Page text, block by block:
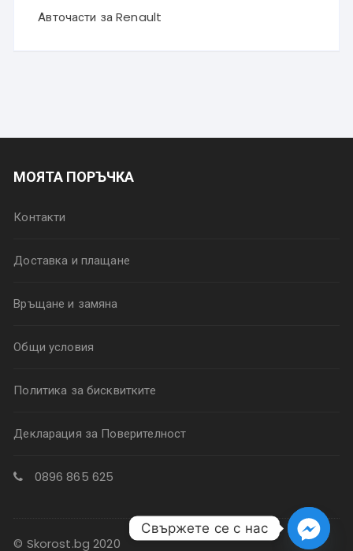
Авточасти за Renault
МОЯТА ПОРЪЧКА
Контакти
Доставка и плащане
Връщане и замяна
Общи условия
Политика за бисквитките
Декларация за Поверителност
0896 865 625
© Skorost.bg 2020
Свържете се с нас